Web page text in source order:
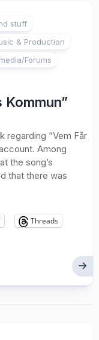
stuff
& Production
Forums
regarding “Vem Får
Among
the song’s
that there was
Threads